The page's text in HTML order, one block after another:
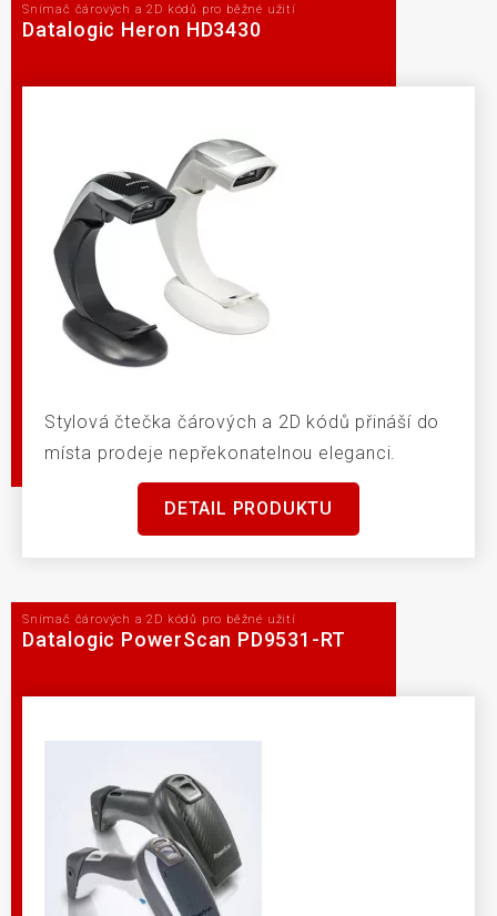
Snímač čárových a 2D kódů pro běžné užití
Datalogic Heron HD3430
Stylová čtečka čárových a 2D kódů přináší do
místa prodeje nepřekonatelnou eleganci.
DETAIL PRODUKTU
Snímač čárových a 2D kódů pro běžné užití
Datalogic PowerScan PD9531-RT